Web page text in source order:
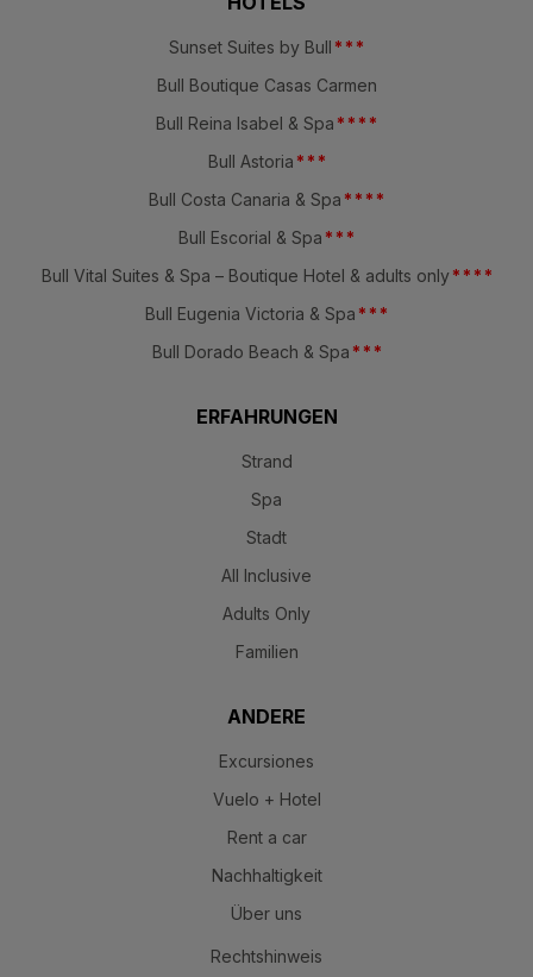
Sunset Suites by Bull
Bull Boutique Casas Carmen
Bull Reina Isabel & Spa ****
Bull Astoria** *
Bull Costa Canaria & Spa
Bull Escorial & Spa * * *
Bull Vital Suites & Spa – Boutique Hotel & adults only
Bull Eugenia Victoria & Spa* **
Bull Dorado Beach & Spa***
Strand
Spa
Stadt
All Inclusive
Adults Only
Familien
Excursiones
Vuelo + Hotel
Rent a car
Nachhaltigkeit
Über uns
Rechtshinweis
Zulassungsrecht